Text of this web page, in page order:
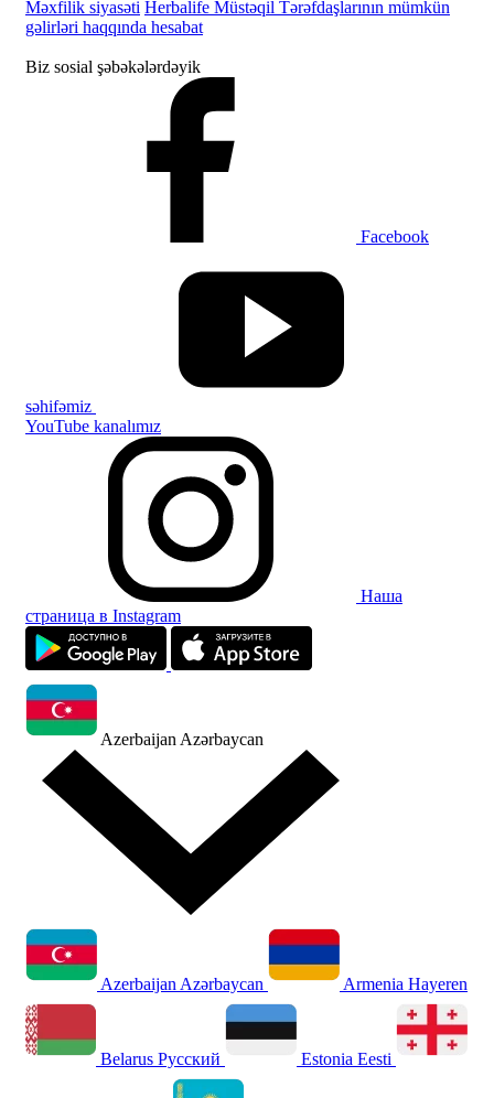
Məxfilik siyasəti Herbalife Müstəqil Tərəfdaşlarının mümkün
gəlirləri haqqında hesabat
Biz sosial şəbəkələrdəyik
Facebook
səhifəmiz
YouTube kanalımız
Наша
страница в Instagram
Azerbaijan Azərbaycan
Azerbaijan Azərbaycan Armenia Hayeren
Belarus Русский Estonia Eesti